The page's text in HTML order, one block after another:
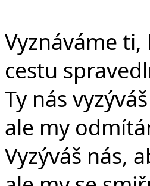
Vyznáváme
cestu
Ty nás
ale my
Vyzýváš nás,